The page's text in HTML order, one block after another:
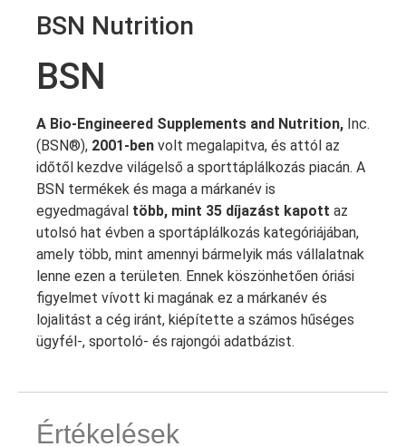
BSN Nutrition
BSN
A Bio-Engineered Supplements and Nutrition, Inc.
(BSN®), 2001-ben volt megalapitva, és attól az
időtől kezdve világelső a sporttáplálkozás piacán. A
BSN termékek és maga a márkanév is
egyedmagával több, mint 35 díjazást kapott az
utolsó hat évben a sportáplálkozás kategóriájában,
amely több, mint amennyi bármelyik más vállalatnak
lenne ezen a területen. Ennek köszönhetően óriási
figyelmet vívott ki magának ez a márkanév és
lojalitást a cég iránt, kiépítette a számos hűséges
ügyfél-, sportoló- és rajongói adatbázist.
Értékelések